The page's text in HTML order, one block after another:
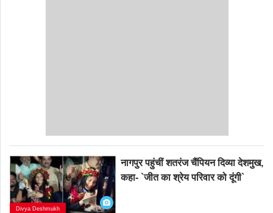
Divya Deshmukh
नागपुर पहुंचीं शतरंज चैंपियन दिव्या देशमुख,
कहा- `जीत का श्रेय परिवार को दूंगी`